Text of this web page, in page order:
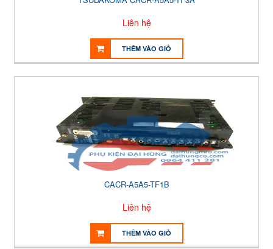
Liên hệ
THÊM VÀO GIỎ
CACR-A5A5-TF1B
Liên hệ
THÊM VÀO GIỎ